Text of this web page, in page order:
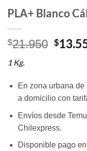
PLA+ Blanco
$21.950 El
era:
$
1 Kg.
En zona urbana
a domicilio con
Envíos desde
Chilexpress.
Disponible pago